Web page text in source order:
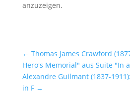
anzuzeigen.
← Thomas James Crawford
Hero's Memorial" aus Suite "In
Alexandre Guilmant (1837-
in F→